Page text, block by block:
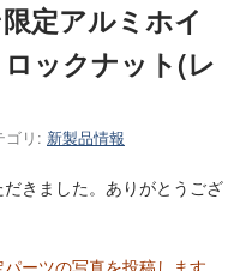
定アルミホイ
ックナット(レ
ゴリ: 新製品情報
きました。ありがとうござ
ーツの写真を投稿します。